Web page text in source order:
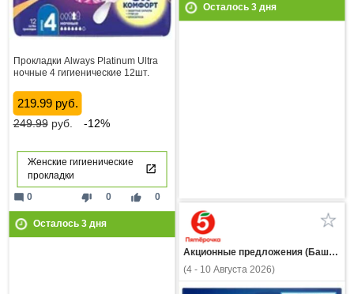
Осталось 3дня
Прокладки Always Platinum Ultra
ночные 4 гигиенические 12шт.
219.99 руб.
249.99руб. -12%
Женские гигиенические
прокладки
thumb_down 0 thumb_up 0
mode_comment 0
Осталось 3дня
Акционные предложения (Башкортостан)
(4 - 10 Августа 2026)